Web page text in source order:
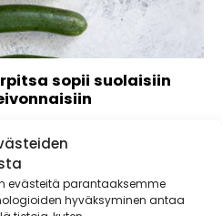
evästeitä parantaaksemme
hyväksyminen antaa
sopii suolaisiin
ja ohuet kesäkurpitsat ovat